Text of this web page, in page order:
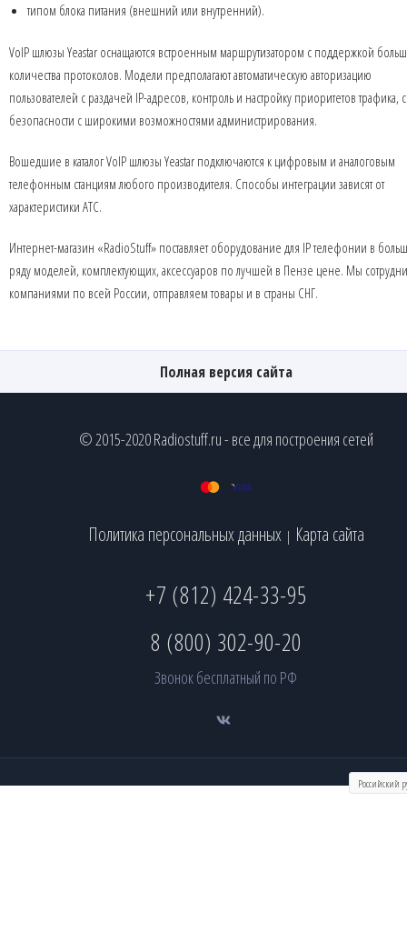
типом блока питания (внешний или внутренний).
VoIP шлюзы Yeastar оснащаются встроенным маршрутизатором с поддержкой
количества протоколов. Модели предполагают автоматическую авторизацию
пользователей с раздачей IP-адресов, контроль и настройку приоритетов трафика,
безопасности с широкими возможностями администрирования.
Вошедшие в каталог VoIP шлюзы Yeastar подключаются к цифровым и аналоговым
телефонным станциям любого производителя. Способы интеграции зависят от
характеристики АТС.
Интернет-магазин «RadioStuff» поставляет оборудование для IP телефонии в
ряду моделей, комплектующих, аксессуаров по лучшей в Пензе цене. Мы
компаниями по всей России, отправляем товары и в страны СНГ.
Полная версия сайта
© 2015-2020 Radiostuff.ru - все для построения сетей
Политика персональных данных | Карта сайта
+7 (812) 424-33-95
8 (800) 302-90-20
Звонок бесплатный по РФ